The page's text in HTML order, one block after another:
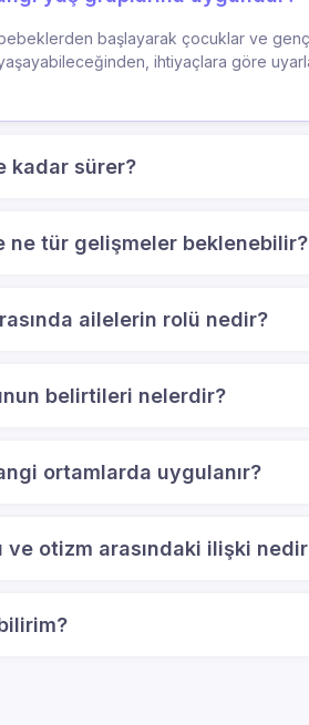
başlayarak çocuklar ve
ihtiyaçlara göre
kadar sürer?
ne tür gelişmeler beklenebilir?
ailelerin rolü nedir?
belirtileri nelerdir?
ortamlarda uygulanır?
otizm arasındaki ilişki